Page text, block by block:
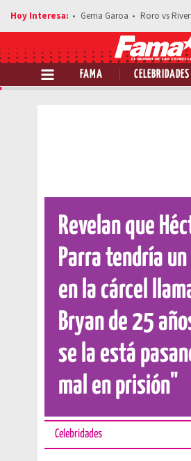
Gema Garoa Roro vs
FAMA CELEBRIDADES
Revelan que
Parra tendría
en la cárcel
Bryan de 25
se la está
mal en prisión"
Celebridades